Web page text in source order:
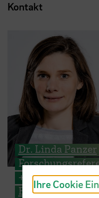
Kontakt
Dr. Linda Panzer
+49 421 5905
E-Mail
Ihre Cookie